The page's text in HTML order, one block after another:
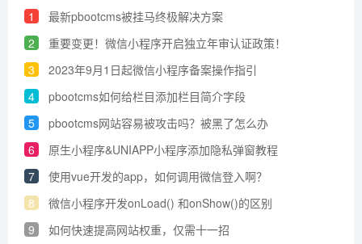
1
最新pbootcms被挂马终极解决方案
2
重要变更！微信小程序开启独立年审认证政策！
3
2023年9月1日起微信小程序备案操作指引
4
pbootcms如何给栏目添加栏目简介字段
5
pbootcms网站容易被攻击吗？被黑了怎么办
6
原生小程序&UNIAPP小程序添加​隐私弹窗教程
7
使用vue开发的app，如何调用微信登入啊？
8
微信小程序开发onLoad() 和onShow()的区别
9
如何快速提高网站权重，仅需十一招